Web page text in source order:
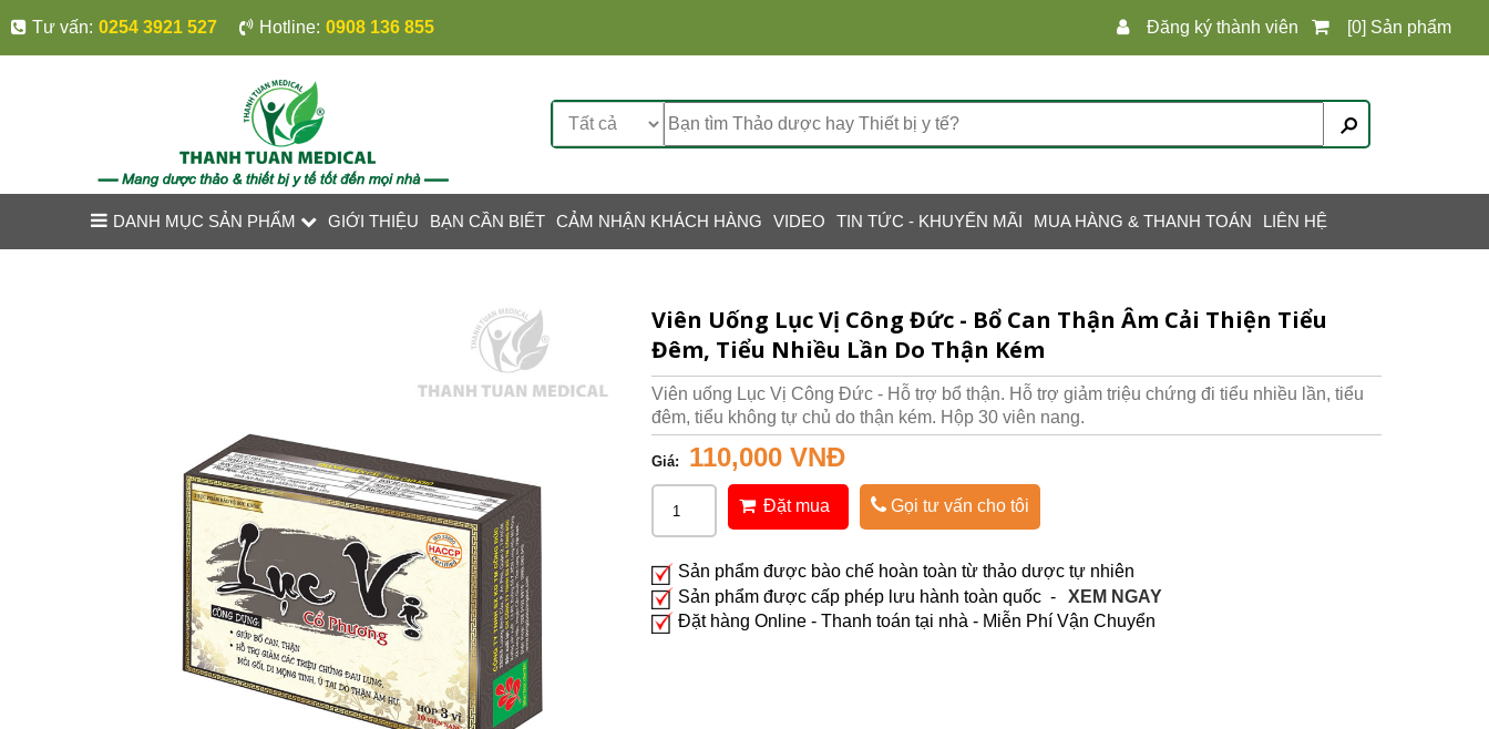
Tư vấn: 0254 3921 527 Hotline: 0908 136 855 Đăng ký thành viên [0] Sản phẩm
DANH MỤC SẢN PHẨM GIỚI THIỆU BẠN CẦN BIẾT CẢM NHẬN KHÁCH HÀNG VIDEO TIN TỨC - KHUYẾN MÃI MUA HÀNG & THANH TOÁN LIÊN HỆ
Viên Uống Lục Vị Công Đức - Bổ Can Thận Âm Cải Thiện Tiểu
Đêm, Tiểu Nhiều Lần Do Thận Kém
Viên uống Lục Vị Công Đức - Hỗ trợ bổ thận. Hỗ trợ giảm triệu chứng đi tiểu nhiều lần, tiểu
đêm, tiểu không tự chủ do thận kém. Hộp 30 viên nang.
Giá: 110,000 VNĐ
Đặt mua Gọi tư vấn cho tôi
Sản phẩm được bào chế hoàn toàn từ thảo dược tự nhiên
Sản phẩm được cấp phép lưu hành toàn quốc -
XEM NGAY
Đặt hàng Online - Thanh toán tại nhà - Miễn Phí Vận Chuyển